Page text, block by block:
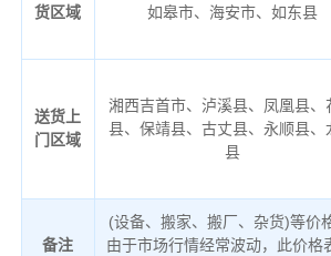
货区域
如皋市、海安市、如东县
送货上
门区域
湘西吉首市、泸溪县、凤凰县、
县、保靖县、古丈县、永顺县、
县
备注
(设备、搬家、搬厂、杂货)等价
由于市场行情经常波动，此价格